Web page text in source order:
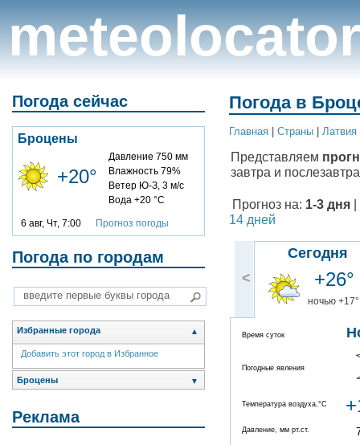
meteolocator
Погода сейчас
Броцены
+20°
Давление 750 мм
Влажность 79%
Ветер Ю-З, 3 м/с
Вода +20 °C
6 авг, Чт, 7:00 Прогноз погоды
Погода по городам
Избранные города ▲
Добавить этот город в Избранное
Броцены ▼
Реклама
Погода в
Главная Cтраны Латвия
Представляем
завтра и
Прогноз на: 1-3 дня
14 дней
<
Сегодня
+26°
ночью +17°
Время суток
Погодные явления
Температура воздуха,°C
Давление, мм рт.ст.